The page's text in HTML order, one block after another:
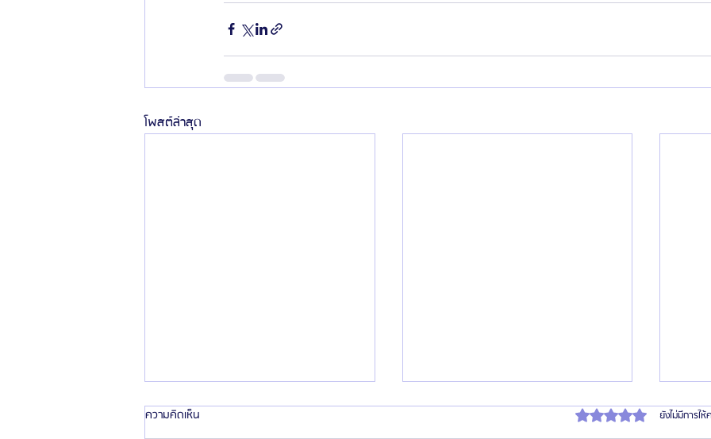
โพสต์ล่าสุด
ความคิดเห็น ได้รับ 0 เต็ม 5 ดาวยังไม่มีการใ